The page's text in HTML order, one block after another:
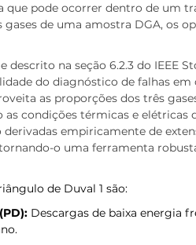
que pode ocorrer dentro de um
gases de uma amostra DGA, os
na seção 6.2.3 do IEEE
do diagnóstico de falhas
as proporções dos três
as condições térmicas e
empiricamente de
o uma ferramenta
de Duval 1 são:
Descargas de baixa energia